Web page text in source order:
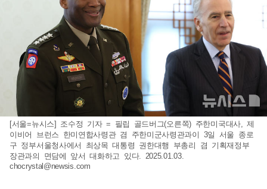
[서울=뉴시스] 조수정 기자 = 필립 골드버그(오른쪽) 주한미국대사, 제
이비어 브런스 한미연합사령관 겸 주한미군사령관과이 3일 서울 종로
구 정부서울청사에서 최상목 대통령 권한대행 부총리 겸 기획재정부
장관과의 면담에 앞서 대화하고 있다. 2025.01.03.
chocrystal@newsis.com